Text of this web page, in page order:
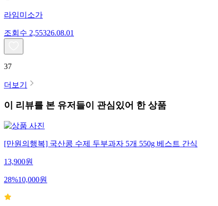
라임미소가
조회수 2,55326.08.01
37
더보기
이 리뷰를 본 유저들이 관심있어 한 상품
[만원의행복] 국산콩 수제 두부과자 5개 550g 베스트 간식
13,900원
28%10,000원